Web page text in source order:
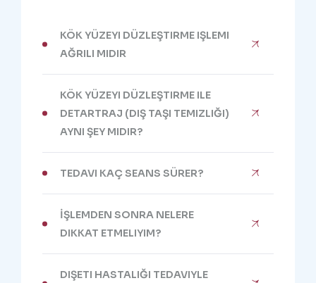
KÖK YÜZEYI DÜZLEŞTIRME IŞLEMI
AĞRILI MIDIR
KÖK YÜZEYI DÜZLEŞTIRME ILE
DETARTRAJ (DIŞ TAŞI TEMIZLIĞI)
AYNI ŞEY MIDIR?
TEDAVI KAÇ SEANS SÜRER?
İŞLEMDEN SONRA NELERE
DIKKAT ETMELIYIM?
DIŞETI HASTALIĞI TEDAVIYLE